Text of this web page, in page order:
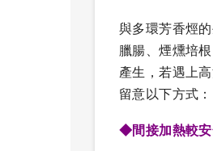
與多環芳香烴
臘腸、煙燻培
產生，若遇上
留意以下方式：
◆間接加熱較